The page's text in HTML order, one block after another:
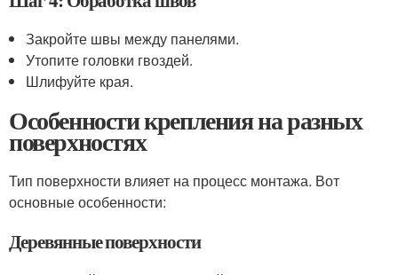
Закройте швы между панелями.
Утопите головки гвоздей.
Шлифуйте края.
Особенности крепления на разных
поверхностях
Тип поверхности влияет на процесс монтажа. Вот
основные особенности:
Деревянные поверхности